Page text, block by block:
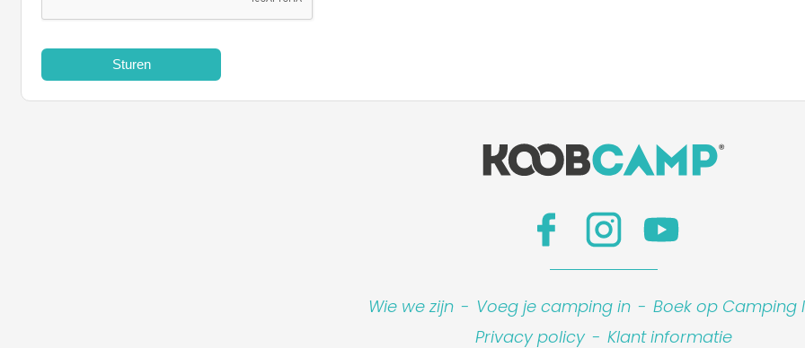
Sturen
Wie we zijn - Voeg je camping in - Boek op Camping
Privacy policy - Klant informatie